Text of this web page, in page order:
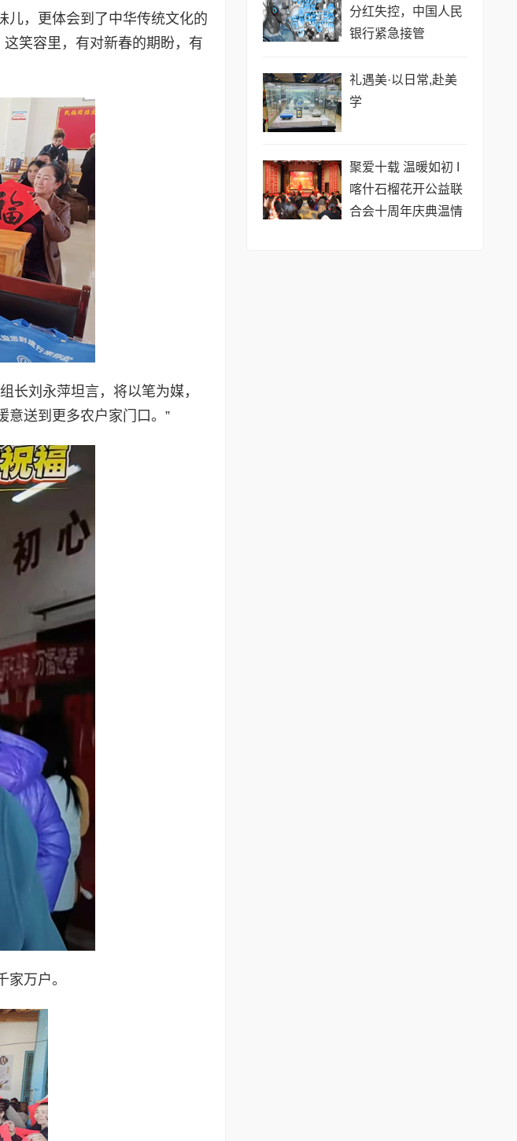
儿，更体会到了中华传统文化的
笑容里，有对新春的期盼，有
长刘永萍坦言，将以笔为媒，
意送到更多农户家门口。”
万户。
分红失控，中国人民
银行紧急接管
礼遇美·以日常,赴美
学
聚爱十载 温暖如初 I
喀什石榴花开公益联
合会十周年庆典温情